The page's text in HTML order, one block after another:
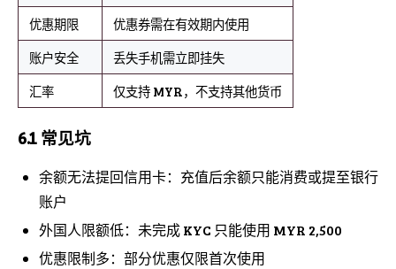
优惠期限
优惠券需在有效期内使用
账户安全
丢失手机需立即挂失
汇率
仅支持 MYR，不支持其他货币
6.1 常见坑
余额无法提回信用卡：充值后余额只能消费或提至银行
账户
外国人限额低：未完成 KYC 只能使用 MYR 2,500
优惠限制多：部分优惠仅限首次使用